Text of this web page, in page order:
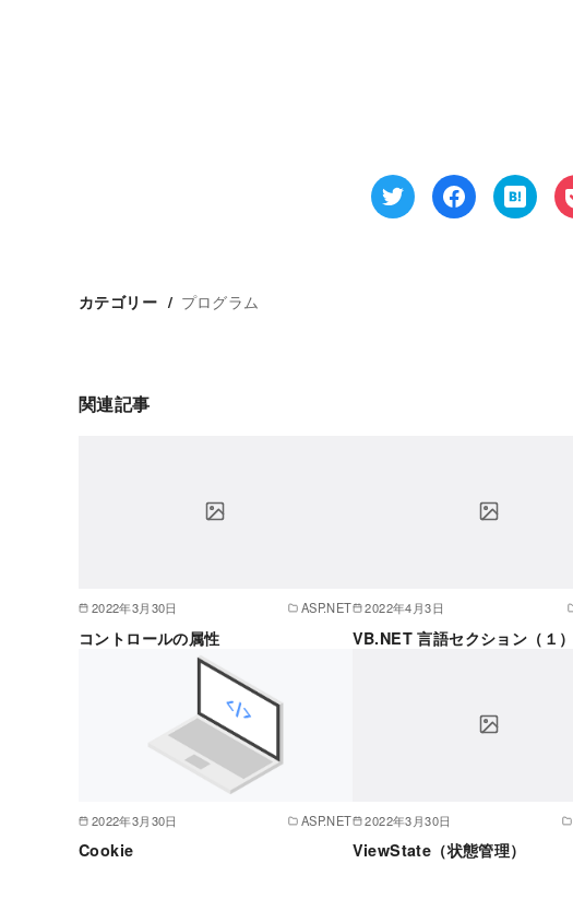
カテゴリー プログラム
関連記事
2022年3月30日 ASP.NET
コントロールの属性
2022年4月3日
VB.NET 言語セクション（１）
2022年3月30日 ASP.NET
Cookie
2022年3月30日
ViewState（状態管理）